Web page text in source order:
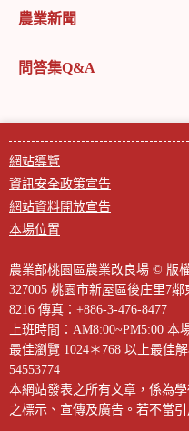
農業新聞
問答集Q&A
網站導覽
資訊安全政策宣告
網站資料開放宣告
本場位置
農業部桃園區農業改良場 © 版權
327005 桃園市新屋區後庄里7鄰
8216 傳真：+886-3-476-8477
上班時間：AM8:00~PM5:00 本
最佳瀏覽 1024＊768 以上最佳
54553774
本網站發表之所有文章，係為
之標示、宣傳及廣告。若不當